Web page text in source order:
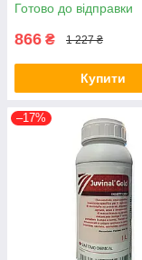
Готово до відправки
866 ₴ 1 227 ₴
Купити
–17%